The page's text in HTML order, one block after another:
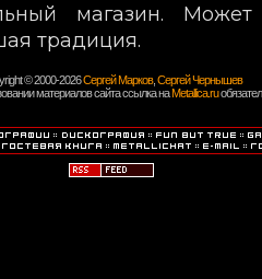
магазин.
традиция.
© 2000-2026Сергей Марков, Сергей Чернышев
материалов сайта ссылка наMetallica.ru